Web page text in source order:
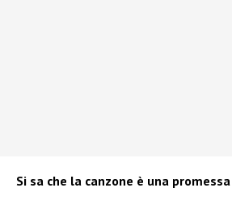
Si sa che la canzone è una